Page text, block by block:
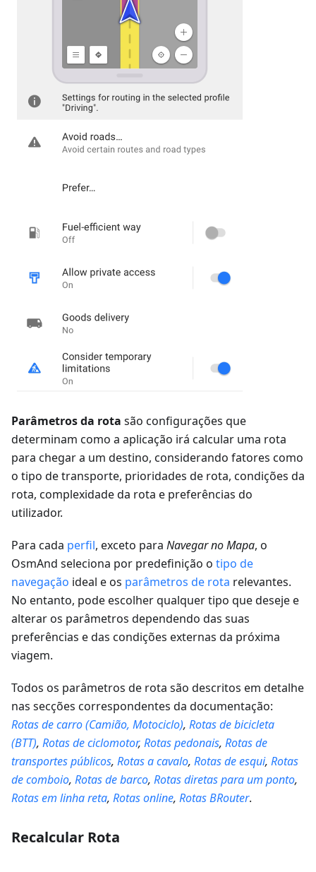
Parâmetros da rota são configurações que
determinam como a aplicação irá calcular uma rota
para chegar a um destino, considerando fatores como
o tipo de transporte, prioridades de rota, condições da
rota, complexidade da rota e preferências do
utilizador.
Para cada perfil, exceto para Navegar no Mapa, o
OsmAnd seleciona por predefinição o tipo de
navegação ideal e os parâmetros de rota relevantes.
No entanto, pode escolher qualquer tipo que deseje e
alterar os parâmetros dependendo das suas
preferências e das condições externas da próxima
viagem.
Todos os parâmetros de rota são descritos em detalhe
nas secções correspondentes da documentação:
Rotas de carro (Camião, Motociclo), Rotas de bicicleta
(BTT), Rotas de ciclomotor, Rotas pedonais, Rotas de
transportes públicos, Rotas a cavalo, Rotas de esqui, Rotas
de comboio, Rotas de barco, Rotas diretas para um ponto,
Rotas em linha reta, Rotas online, Rotas BRouter.
Recalcular Rota